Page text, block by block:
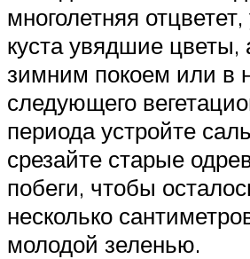
многолетняя
куста увядшие цветы,
зимним покоем или в
следующего
периода устройте
срезайте старые
побеги, чтобы
несколько
молодой зеленью.